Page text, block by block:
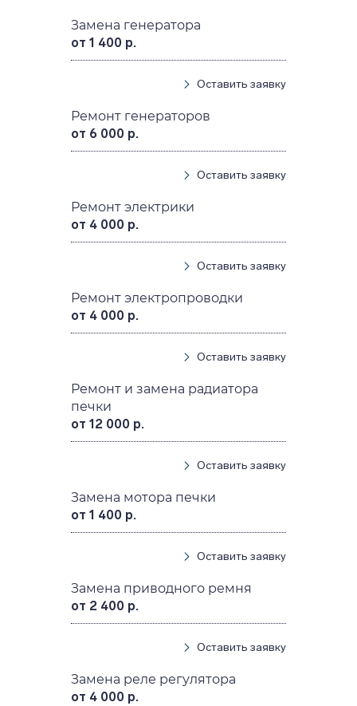
Замена генератора
от 1 400 р.
Оставить заявку
Ремонт генераторов
от 6 000 р.
Оставить заявку
Ремонт электрики
от 4 000 р.
Оставить заявку
Ремонт электропроводки
от 4 000 р.
Оставить заявку
Ремонт и замена радиатора
печки
от 12 000 р.
Оставить заявку
Замена мотора печки
от 1 400 р.
Оставить заявку
Замена приводного ремня
от 2 400 р.
Оставить заявку
Замена реле регулятора
от 4 000 р.